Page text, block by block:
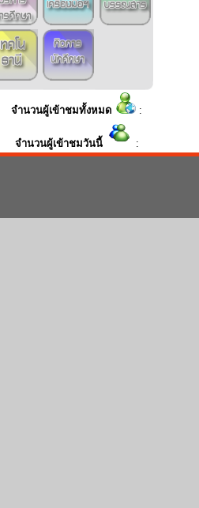
จำนวนผู้เข้าชมทั้งหมด :
จำนวนผู้เข้าชมวันนี้ :